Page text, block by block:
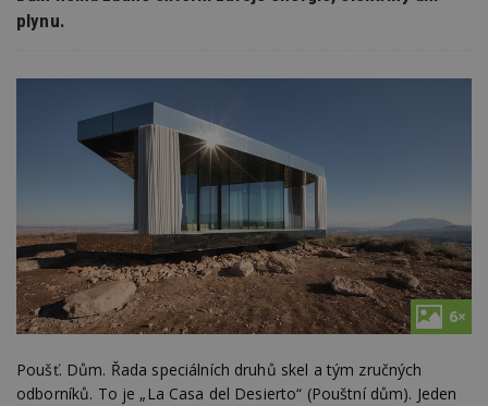
plynu.
6×
Poušť. Dům. Řada speciálních druhů skel a tým zručných
odborníků. To je „La Casa del Desierto“ (Pouštní dům). Jeden